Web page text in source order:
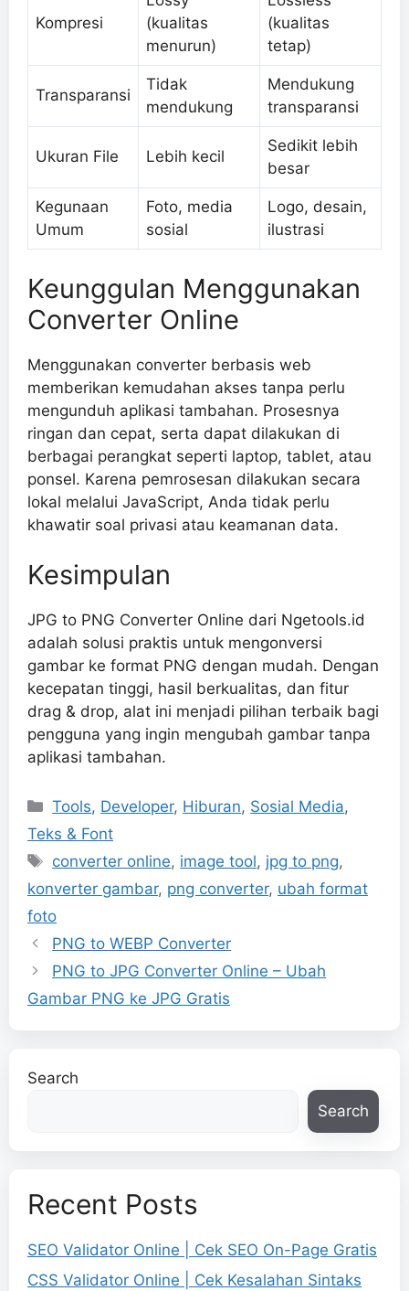
Kompresi
(kualitas
menurun)
(kualitas
tetap)
Transparansi
Tidak
mendukung
Mendukung
transparansi
Ukuran File Lebih kecil
Sedikit lebih
besar
Kegunaan
Umum
Foto, media
sosial
Logo, desain,
ilustrasi
Keunggulan Menggunakan
Converter Online
Menggunakan converter berbasis web
memberikan kemudahan akses tanpa perlu
mengunduh aplikasi tambahan. Prosesnya
ringan dan cepat, serta dapat dilakukan di
berbagai perangkat seperti laptop, tablet, atau
ponsel. Karena pemrosesan dilakukan secara
lokal melalui JavaScript, Anda tidak perlu
khawatir soal privasi atau keamanan data.
Kesimpulan
JPG to PNG Converter Online dari Ngetools.id
adalah solusi praktis untuk mengonversi
gambar ke format PNG dengan mudah. Dengan
kecepatan tinggi, hasil berkualitas, dan fitur
drag & drop, alat ini menjadi pilihan terbaik bagi
pengguna yang ingin mengubah gambar tanpa
aplikasi tambahan.
Categories
Tools, Developer, Hiburan, Sosial Media,
Teks & Font
Tags
converter online, image tool, jpg to png,
konverter gambar, png converter, ubah format
foto
PNG to WEBP Converter
PNG to JPG Converter Online – Ubah
Gambar PNG ke JPG Gratis
Search
Search
Recent Posts
SEO Validator Online | Cek SEO On-Page Gratis
CSS Validator Online | Cek Kesalahan Sintaks